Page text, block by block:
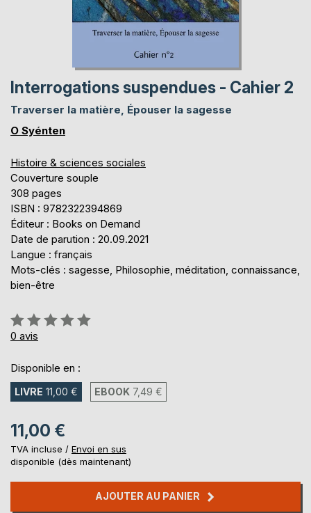
Interrogations suspendues - Cahier 2
Traverser la matière, Épouser la sagesse
O Syénten
Histoire & sciences sociales
Couverture souple
308 pages
ISBN : 9782322394869
Éditeur : Books on Demand
Date de parution : 20.09.2021
Langue : français
Mots-clés : sagesse, Philosophie, méditation, connaissance,
bien-être
Évaluation:
0%
0 avis
Disponible en :
LIVRE 11,00 € EBOOK 7,49 €
11,00 €
TVA incluse / Envoi en sus
disponible (dès maintenant)
AJOUTER AU PANIER